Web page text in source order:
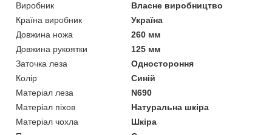
Виробник
Власне виробництво
Країна виробник
Україна
Довжина ножа
260 мм
Довжина рукоятки
125 мм
Заточка леза
Одностороння
Колір
Синій
Матеріал леза
N690
Матеріал піхов
Натуральна шкіра
Матеріал чохла
Шкіра